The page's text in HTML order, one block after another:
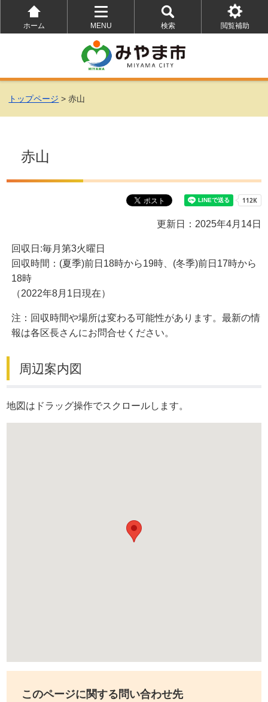
ホーム
MENU
を
開
く
検索
を
開
く
閲覧補助
を
トップページ > 赤山
赤山
更新日：2025年4月14日
回収日:毎月第3火曜日
回収時間：(夏季)前日18時から19時、(冬季)前日17時から
18時
（2022年8月1日現在）
注：回収時間や場所は変わる可能性があります。最新の情
報は各区長さんにお問合せください。
周辺案内図
地図はドラッグ操作でスクロールします。
このページに関する問い合わせ先